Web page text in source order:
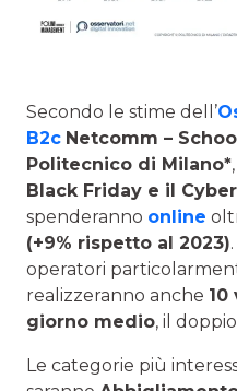
Secondo le stime dell’
B2c Netcomm –
Politecnico di Milano*
Black Friday e il
spenderanno online
(+9% rispetto al 2023)
operatori
realizzeranno anche
giorno medio, il
Le categorie più